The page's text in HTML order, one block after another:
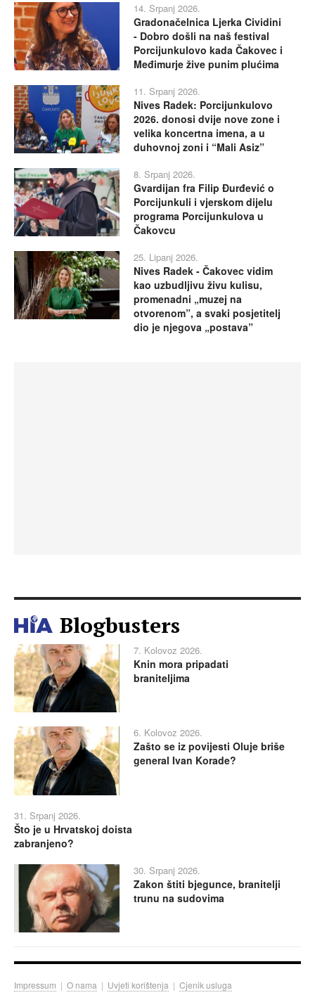
14. Srpanj 2026.
Gradonačelnica Ljerka Cividini
- Dobro došli na naš festival
Porcijunkulovo kada Čakovec i
Međimurje žive punim plućima
11. Srpanj 2026.
Nives Radek: Porcijunkulovo
2026. donosi dvije nove zone i
velika koncertna imena, a u
duhovnoj zoni i “Mali Asiz”
8. Srpanj 2026.
Gvardijan fra Filip Đurđević o
Porcijunkuli i vjerskom dijelu
programa Porcijunkulova u
Čakovcu
25. Lipanj 2026.
Nives Radek - Čakovec vidim
kao uzbudljivu živu kulisu,
promenadni „muzej na
otvorenom”, a svaki posjetitelj
dio je njegova „postava”
Blogbusters
7. Kolovoz 2026.
Knin mora pripadati
braniteljima
6. Kolovoz 2026.
Zašto se iz povijesti Oluje briše
general Ivan Korade?
31. Srpanj 2026.
Što je u Hrvatskoj doista
zabranjeno?
30. Srpanj 2026.
Zakon štiti bjegunce, branitelji
trunu na sudovima
Impressum | O nama | Uvjeti korištenja | Cjenik usluga